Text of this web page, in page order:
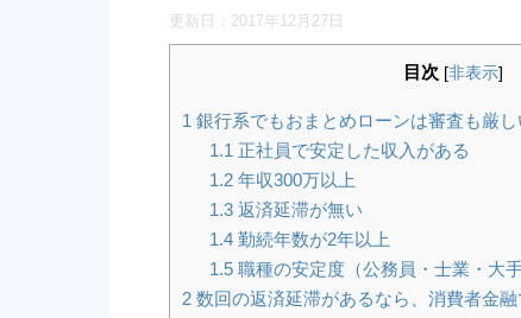
更新日： 2017年12月27日
目次 [非表示]
1 銀行系でもおまとめローンは審査も厳
1.1 正社員で安定した収入がある
1.2年収300万以上
1.3返済延滞が無い
1.4勤続年数が2年以上
1.5職種の安定度（公務員・士業・大手
2 数回の返済延滞があるなら、消費者金